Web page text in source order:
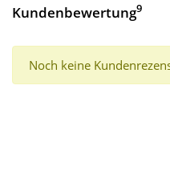
Kundenbewertung9
Noch keine